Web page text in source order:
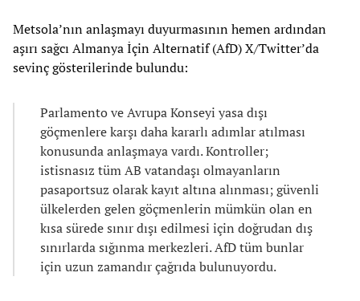
Metsola’nın anlaşmayı duyurmasının hemen ardından
aşırı sağcı Almanya İçin Alternatif (AfD) X/Twitter’da
sevinç gösterilerinde bulundu:
Parlamento ve Avrupa Konseyi yasa dışı
göçmenlere karşı daha kararlı adımlar atılması
konusunda anlaşmaya vardı. Kontroller;
istisnasız tüm AB vatandaşı olmayanların
pasaportsuz olarak kayıt altına alınması; güvenli
ülkelerden gelen göçmenlerin mümkün olan en
kısa sürede sınır dışı edilmesi için doğrudan dış
sınırlarda sığınma merkezleri. AfD tüm bunlar
için uzun zamandır çağrıda bulunuyordu.